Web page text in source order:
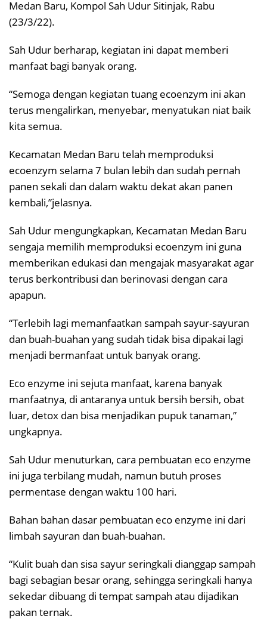
Medan Baru, Kompol Sah Udur Sitinjak, Rabu
(23/3/22).
Sah Udur berharap, kegiatan ini dapat memberi
manfaat bagi banyak orang.
“Semoga dengan kegiatan tuang ecoenzym ini akan
terus mengalirkan, menyebar, menyatukan niat baik
kita semua.
Kecamatan Medan Baru telah memproduksi
ecoenzym selama 7 bulan lebih dan sudah pernah
panen sekali dan dalam waktu dekat akan panen
kembali,”jelasnya.
Sah Udur mengungkapkan, Kecamatan Medan Baru
sengaja memilih memproduksi ecoenzym ini guna
memberikan edukasi dan mengajak masyarakat agar
terus berkontribusi dan berinovasi dengan cara
apapun.
“Terlebih lagi memanfaatkan sampah sayur-sayuran
dan buah-buahan yang sudah tidak bisa dipakai lagi
menjadi bermanfaat untuk banyak orang.
Eco enzyme ini sejuta manfaat, karena banyak
manfaatnya, di antaranya untuk bersih bersih, obat
luar, detox dan bisa menjadikan pupuk tanaman,”
ungkapnya.
Sah Udur menuturkan, cara pembuatan eco enzyme
ini juga terbilang mudah, namun butuh proses
permentase dengan waktu 100 hari.
Bahan bahan dasar pembuatan eco enzyme ini dari
limbah sayuran dan buah-buahan.
“Kulit buah dan sisa sayur seringkali dianggap sampah
bagi sebagian besar orang, sehingga seringkali hanya
sekedar dibuang di tempat sampah atau dijadikan
pakan ternak.